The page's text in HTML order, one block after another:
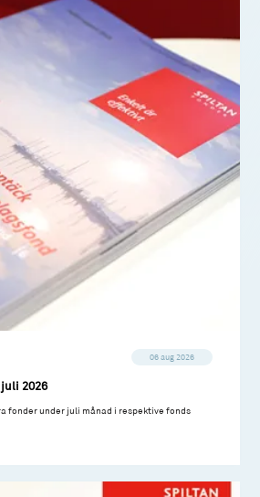
06 aug 2026
2026
fonder under juli månad i respektive fonds